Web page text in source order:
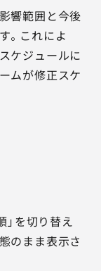
響範囲と今後
。これによ
ケジュールに
ムが修正スケ
」を切り替え
のまま表示さ